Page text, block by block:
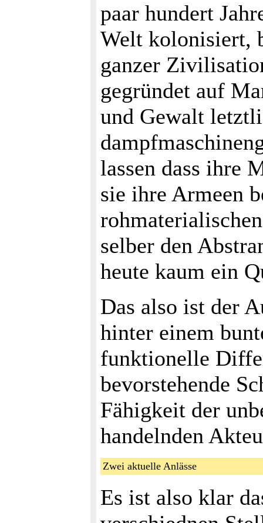
paar hundert
Welt kolonisiert,
ganzer
gegründet auf
und Gewalt
lassen dass ihre
sie ihre Armeen
selber den
heute kaum ein
Das also ist der
hinter einem
funktionelle
bevorstehende
Fähigkeit der
handelnden
Zwei aktuelle Anlässe
Es ist also klar